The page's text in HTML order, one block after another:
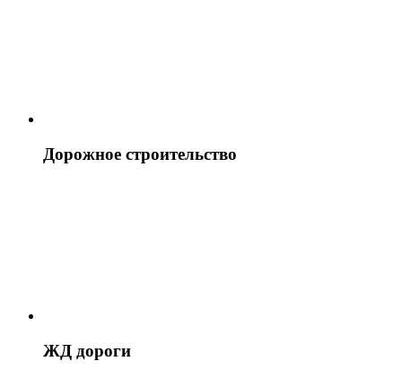
Дорожное строительство
ЖД дороги